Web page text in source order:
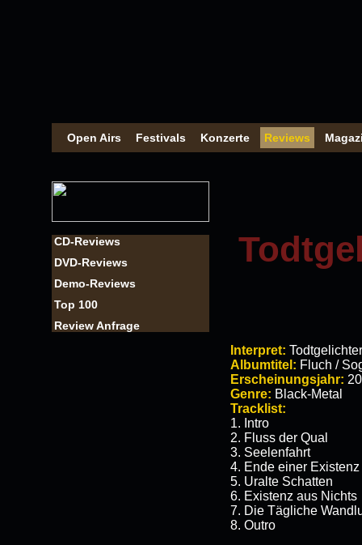
Open Airs Festivals Konzerte Reviews
CD-Reviews
DVD-Reviews
Demo-Reviews
Top 100
Review Anfrage
Interpret: Todtgelichter
Albumtitel: Fluch /
Erscheinungsjahr:
Genre: Black-Metal
Tracklist:
1. Intro
2. Fluss der Qual
3. Seelenfahrt
4. Ende einer Existenz
5. Uralte Schatten
6. Existenz aus Nichts
7. Die Tägliche
8. Outro